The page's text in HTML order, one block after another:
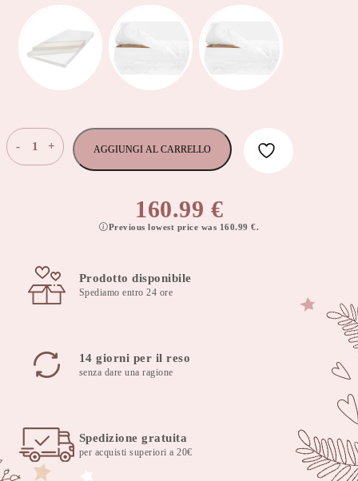
-
Materasso
70x140cm,
copertura
rimovibile
+ AGGIUNGI AL CARRELLO
160.99 €
Previous lowest price was 160.99 €.
Prodotto disponibile
Spediamo entro 24 ore
14 giorni per il reso
senza dare una ragione
Spedizione gratuita
per acquisti superiori a 20€